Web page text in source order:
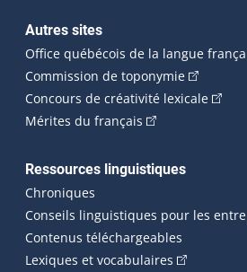
Autres sites
Office québécois de la langue
Commission de toponymie(Cet
Concours de créativité lexicale(Cet
Mérites du français (Cet hyperlien
Ressources linguistiques
Chroniques
Conseils linguistiques pour les
Contenus téléchargeables
Lexiques et vocabulaires (Cet